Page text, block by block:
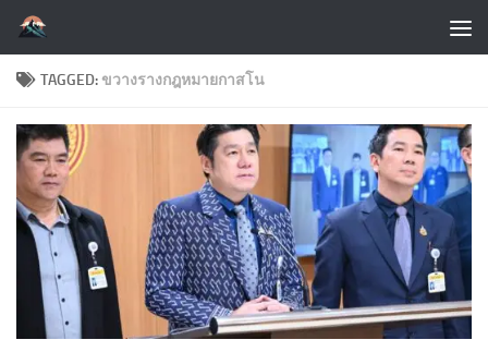
Skip to content
TAGGED: ขวางรางกฎหมายกาสโน